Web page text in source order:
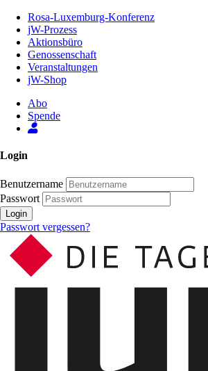
Inhalt
Seite
Rosa-Luxemburg-Konferenz
jW-Prozess
Aktionsbüro
Genossenschaft
Veranstaltungen
jW-Shop
Abo
Spende
Login
Benutzername
Passwort
Login
Passwort vergessen?